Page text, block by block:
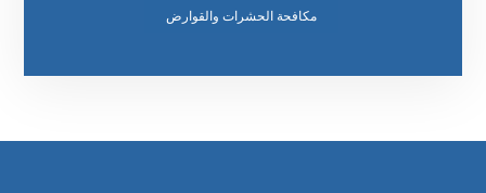
مكافحة الحشرات والقوارض